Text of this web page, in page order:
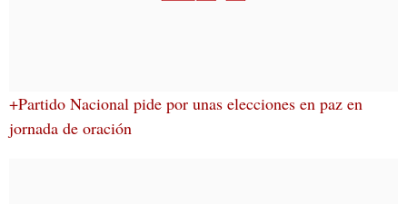
+Partido Nacional pide por unas elecciones en paz en
jornada de oración